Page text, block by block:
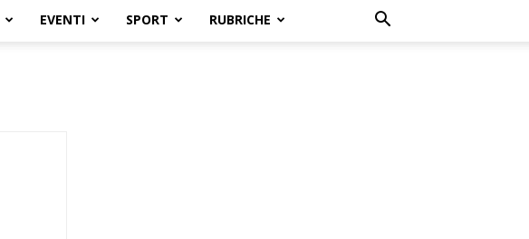
EVENTI SPORT RUBRICHE